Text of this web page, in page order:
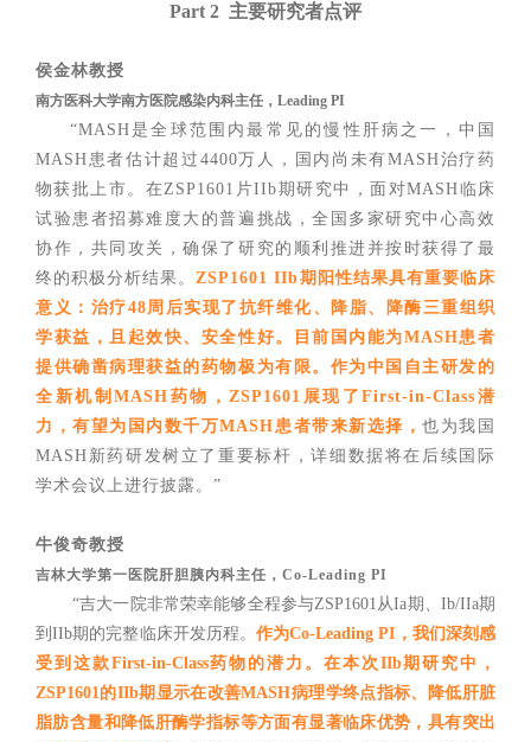
Part 2 主要研究者点评
侯金林教授
南方医科大学南方医院感染内科主任，Leading PI
“MASH是全球范围内最常见的慢性肝病之一，中国
MASH患者估计超过4400万人，国内尚未有MASH治疗药
物获批上市。在ZSP1601片IIb期研究中，面对MASH临床
试验患者招募难度大的普遍挑战，全国多家研究中心高效
协作，共同攻关，确保了研究的顺利推进并按时获得了最
终的积极分析结果。ZSP1601 IIb期阳性结果具有重要临床
意义：治疗48周后实现了抗纤维化、降脂、降酶三重组织
学获益，且起效快、安全性好。目前国内能为MASH患者
提供确凿病理获益的药物极为有限。作为中国自主研发的
全新机制MASH药物，ZSP1601展现了First-in-Class潜
力，有望为国内数千万MASH患者带来新选择，也为我国
MASH新药研发树立了重要标杆，详细数据将在后续国际
学术会议上进行披露。”
牛俊奇教授
吉林大学第一医院肝胆胰内科主任，Co-Leading PI
“吉大一院非常荣幸能够全程参与ZSP1601从Ia期、Ib/IIa期
到IIb期的完整临床开发历程。作为Co-Leading PI，我们深刻感
受到这款First-in-Class药物的潜力。在本次IIb期研究中，
ZSP1601的IIb期显示在改善MASH病理学终点指标、降低肝脏
脂肪含量和降低肝酶学指标等方面有显著临床优势，具有突出